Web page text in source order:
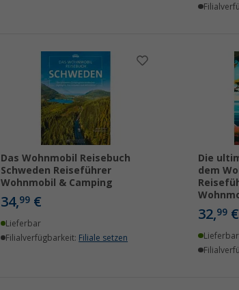
Das Wohnmobil Reisebuch
Schweden Reiseführer
Wohnmobil & Camping
34,99€
Lieferbar
Filialverfügbarkeit: Filiale setzen
Die
dem
32,99 €
Lieferbar